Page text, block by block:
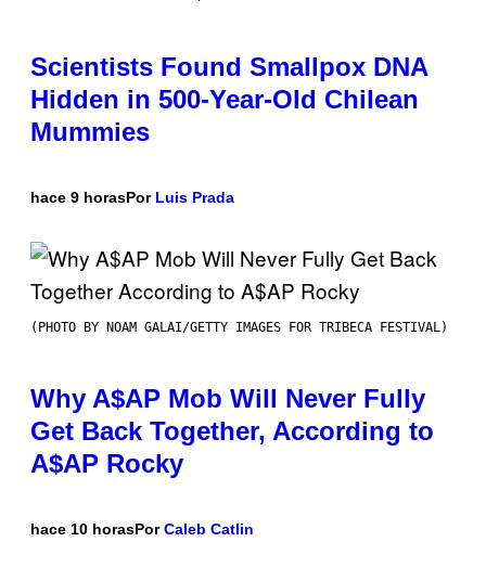
Scientists Found Smallpox DNA
Hidden in 500-Year-Old Chilean
Mummies
hace 9 horasPor Luis Prada
(PHOTO BY NOAM GALAI/GETTY IMAGES FOR TRIBECA FESTIVAL)
Why A$AP Mob Will Never Fully
Get Back Together, According to
A$AP Rocky
hace 10 horasPorCaleb Catlin